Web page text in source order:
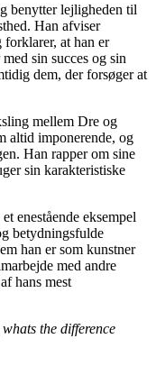
benytter lejligheden til
Han afviser
at han er
sin succes og sin
dem, der forsøger at
mellem Dre og
altid imponerende, og
Han rapper om sine
sin karakteristiske
enestående eksempel
betydningsfulde
han er som kunstner
med andre
​​hans mest
the difference